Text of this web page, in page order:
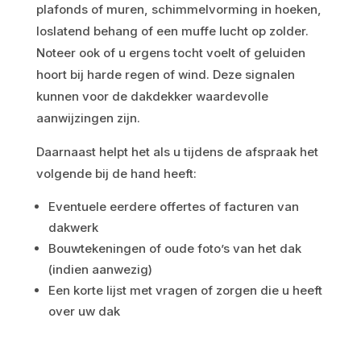
plafonds of muren, schimmelvorming in hoeken,
loslatend behang of een muffe lucht op zolder.
Noteer ook of u ergens tocht voelt of geluiden
hoort bij harde regen of wind. Deze signalen
kunnen voor de dakdekker waardevolle
aanwijzingen zijn.
Daarnaast helpt het als u tijdens de afspraak het
volgende bij de hand heeft:
Eventuele eerdere offertes of facturen van
dakwerk
Bouwtekeningen of oude foto’s van het dak
(indien aanwezig)
Een korte lijst met vragen of zorgen die u heeft
over uw dak